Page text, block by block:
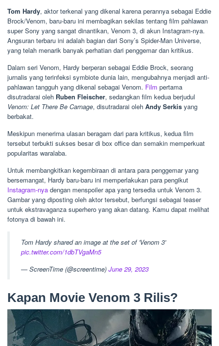
Tom Hardy, aktor terkenal yang dikenal karena perannya sebagai Eddie
Brock/Venom, baru-baru ini membagikan sekilas tentang film pahlawan
super Sony yang sangat dinantikan, Venom 3, di akun Instagram-nya.
Angsuran terbaru ini adalah bagian dari Sony’s Spider-Man Universe,
yang telah menarik banyak perhatian dari penggemar dan kritikus.
Dalam seri Venom, Hardy berperan sebagai Eddie Brock, seorang
jurnalis yang terinfeksi symbiote dunia lain, mengubahnya menjadi anti-
pahlawan tangguh yang dikenal sebagai Venom. Film pertama
disutradarai oleh Ruben Fleischer, sedangkan film kedua berjudul
Venom: Let There Be Carnage, disutradarai oleh Andy Serkis yang
berbakat.
Meskipun menerima ulasan beragam dari para kritikus, kedua film
tersebut terbukti sukses besar di box office dan semakin memperkuat
popularitas waralaba.
Untuk membangkitkan kegembiraan di antara para penggemar yang
bersemangat, Hardy baru-baru ini memperlakukan para pengikut
Instagram-nya dengan menspoiler apa yang tersedia untuk Venom 3.
Gambar yang diposting oleh aktor tersebut, berfungsi sebagai teaser
untuk ekstravaganza superhero yang akan datang. Kamu dapat melihat
fotonya di bawah ini.
Tom Hardy shared an image at the set of 'Venom 3'
pic.twitter.com/1dbTVgaMn5
— ScreenTime (@screentime) June 29, 2023
Kapan Movie Venom 3 Rilis?